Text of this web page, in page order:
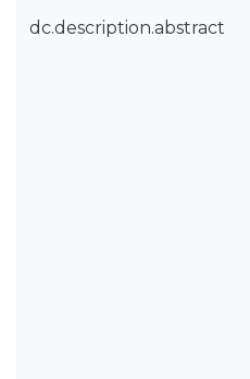
dc.description.abstract